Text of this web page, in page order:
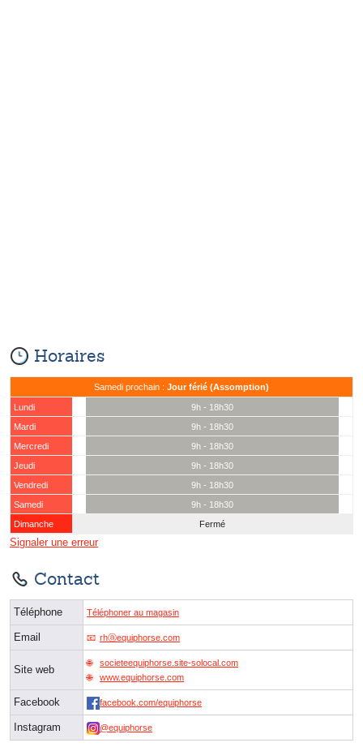
Horaires
Samedi prochain : Jour férié (Assomption)
Lundi
9h - 18h30
Mardi
9h - 18h30
Mercredi
9h - 18h30
Jeudi
9h - 18h30
Vendredi
9h - 18h30
Samedi
9h - 18h30
Dimanche
Fermé
Signaler une erreur
Contact
Téléphone Téléphoner au magasin
Email rhⓐequiphorse.com
Site web
societeequiphorse.site-solocal.com
www.equiphorse.com
Facebook facebook.com/equiphorse
Instagram @equiphorse